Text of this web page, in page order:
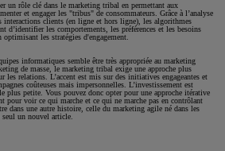
un rôle clé dans le marketing tribal en permettant aux
et engager les "tribus" de consommateurs. Grâce à l’analyse
interactions clients (en ligne et hors ligne), les algorithmes
d’identifier les comportements, les préférences et les besoins
les stratégies d'engagement.
informatiques semble être très appropriée au marketing
de masse, le marketing tribal exige une approche plus
les relations. L’accent est mis sur des initiatives engageantes et
coûteuses mais impersonnelles. L’investissement est
petite. Vous pouvez donc opter pour une approche itérative
pour voir ce qui marche et ce qui ne marche pas en contrôlant
dans une autre histoire, celle du marketing agile né dans les
un nouvel article.